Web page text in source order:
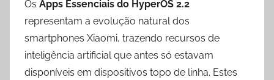
Os Apps Essenciais do HyperOS 2.2
representam a evolução natural dos
smartphones Xiaomi, trazendo recursos de
inteligência artificial que antes só estavam
disponíveis em dispositivos topo de linha. Estes